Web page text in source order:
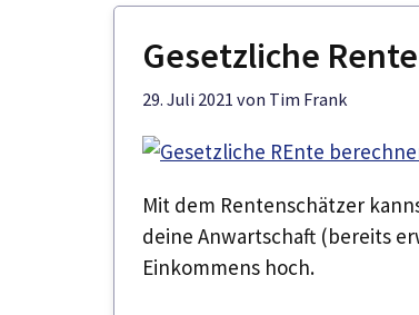
Gesetzliche
29. Juli 2021 von Tim Frank
Mit dem Rentenschätzer
deine Anwartschaft (bereits
Einkommens hoch.